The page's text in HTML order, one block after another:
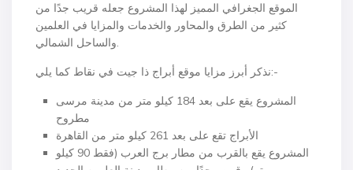
الموقع الجغرافي المميز لهذا المشروع جعله قريب جدًا من
كثير من الطرق والمحاور والخدمات والمزايا في العلمين
والساحل الشمالي.
نذكر أبرز مزايا موقع أبراج ذا جيت في نقاط كما يلي:-
المشروع يقع على بعد 184 كيلو متر من مدينة مرسى
مطروح
الأبراج تقع على بعد 261 كيلو متر من القاهرة
المشروع يقع بالقرب من مطار برج العرب (فقط 90 كيلو